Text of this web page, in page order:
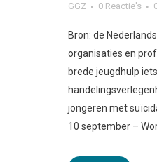
GGZ
0 Reactie's
Bron: de
organisaties en
brede jeugdhulp
jongeren met
10 september –